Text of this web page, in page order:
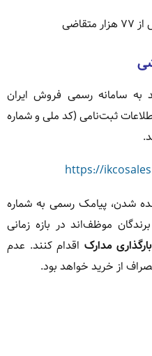
به سامانه رسمی فروش ایران
ثبت‌نامی (کد ملی و شماره
https://
شدن، پیامک رسمی به شماره
موظف‌اند در بازه زمانی
مدارک اقدام کنند. عدم
از خرید خواهد بود.